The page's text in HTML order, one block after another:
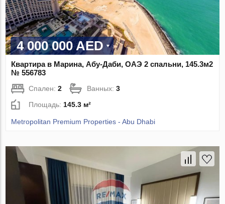
4 000 000 AED
Квартира в Марина, Абу-Даби, ОАЭ 2 спальни, 145.3м2
№ 556783
Спален:2 Ванных:3
Площадь: 145.3 м²
Metropolitan Premium Properties - Abu Dhabi